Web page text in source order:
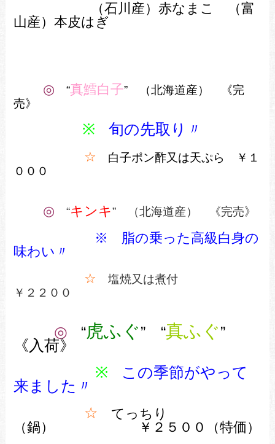
（石川産）赤なまこ （富
山産）本皮はぎ
◎ “真鱈白子” （北海道産） 《完
売》
※ 旬の先取り〃
☆ 白子ポン酢又は天ぷら ￥１
０００
◎ “キンキ” （北海道産） 《完売》
※ 脂の乗った高級白身の
味わい〃
☆ 塩焼又は煮付
￥２２００
◎ “虎ふぐ” “真ふぐ”
《入荷》
※
この季節がやって
来ました 〃
☆ てっちり
（鍋） ￥２５００（特価）